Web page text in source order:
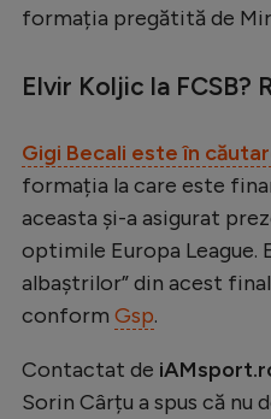
Starurile
Stranieri
Clasamente
Handbal
formația pregătită de
Elvir Koljic la FCSB?
Gigi Becali este în
formația la care este
aceasta și-a asigurat
optimile Europa League.
albaștrilor” din acest
conform Gsp.
Contactat de
Sorin Cârțu a spus că